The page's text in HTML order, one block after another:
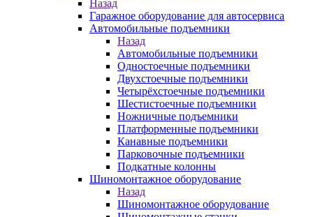
Назад
Гаражное оборудование для автосервиса
Автомобильные подъемники
Назад
Автомобильные подъемники
Одностоечные подъемники
Двухстоечные подъемники
Четырёхстоечные подъемники
Шестистоечные подъемники
Ножничные подъемники
Платформенные подъемники
Канавные подъемники
Парковочные подъемники
Подкатные колонны
Шиномонтажное оборудование
Назад
Шиномонтажное оборудование